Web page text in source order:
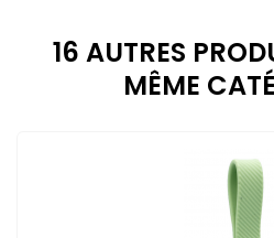
16 AUTRES
MÊME